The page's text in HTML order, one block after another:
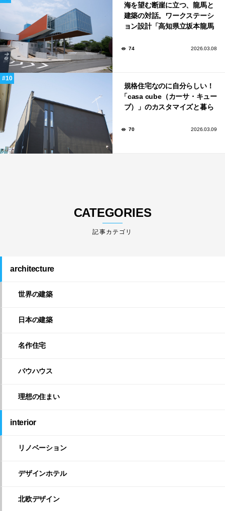
海を望む断崖に立つ、龍馬と
建築の対話。ワークステーシ
ョン設計「高知県立坂本龍馬
74 2026.03.08
規格住宅なのに自分らしい！
「casa cube（カーサ・キュー
ブ）」のカスタマイズと暮ら
70 2026.03.09
CATEGORIES
architecture
世界の建築
日本の建築
名作住宅
バウハウス
理想の住まい
interior
リノベーション
デザインホテル
北欧デザイン